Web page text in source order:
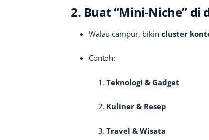
2. Buat “Mini-Niche” di
Walau campur, bikin cluster
Contoh:
Teknologi & Gadget
Kuliner & Resep
Travel & Wisata